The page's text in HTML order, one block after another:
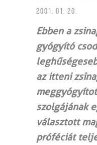
2001. 01. 20.
Ebben a
gyógyító
az itteni
szolgájának
választott
próféciát